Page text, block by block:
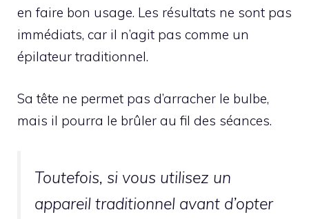
en faire bon usage. Les résultats ne sont pas
immédiats, car il n’agit pas comme un
épilateur traditionnel.
Sa tête ne permet pas d’arracher le bulbe,
mais il pourra le brûler au fil des séances.
Toutefois, si vous utilisez un
appareil traditionnel avant d’opter